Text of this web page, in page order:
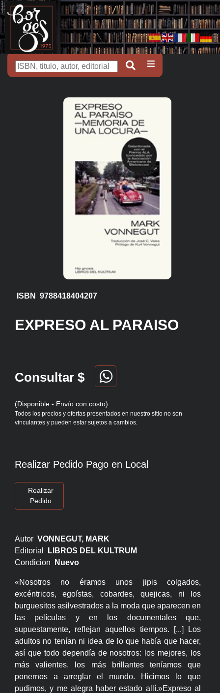
ISBN 9788418404207
EXPRESO AL PARAISO
Consultar $
(Disponible - Envío con costo)
Todos los precios y ofertas presentados en nuestro sitio no son
vinculantes y pueden estar sujetos a cambios.
Realizar Pedido Pago en Local
Realizar
Pedido
Autor VONNEGUT, MARK
Editorial
LIBROS DEL KULTRUM
Condicion
Nuevo
«Nosotros no éramos unos jipis colgados,
excéntricos, egoístas, cobardes, quejicas, ni los
burguesitos asilvestrados a la moda que aparecen en
las películas y en los documentales que,
supuestamente, reflejan aquellos tiempos. [...] Los
adultos no tenían ni idea de lo que había que hacer,
así que todo dependía de nosotros: los mejores, los
más valientes, los más brillantes teníamos que
ponernos a arreglar el mundo. Hicimos lo que
pudimos, y me alegra haber estado allí.»Expreso al